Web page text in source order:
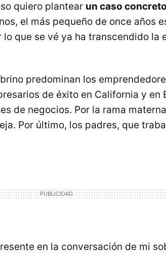
quiero plantear un caso concreto
el más pequeño de once años
que se vé ya ha transcendido la
predominan los
de éxito en California y en
de negocios. Por la rama
Por último, los padres, que
en la conversación de mi